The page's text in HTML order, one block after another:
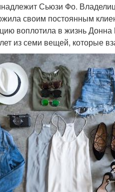
Сьюзи Фо.
своим постоянным
воплотила в жизнь Донна
из семи вещей, которые